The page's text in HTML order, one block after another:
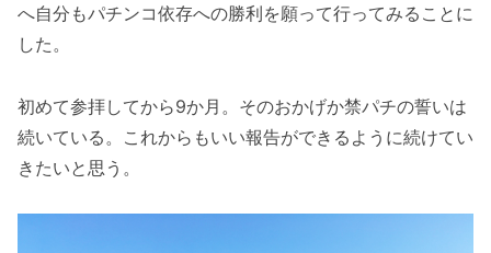
へ自分もパチンコ依存への勝利を願って行ってみることに
した。
初めて参拝してから9か月。そのおかげか禁パチの誓いは
続いている。これからもいい報告ができるように続けてい
きたいと思う。